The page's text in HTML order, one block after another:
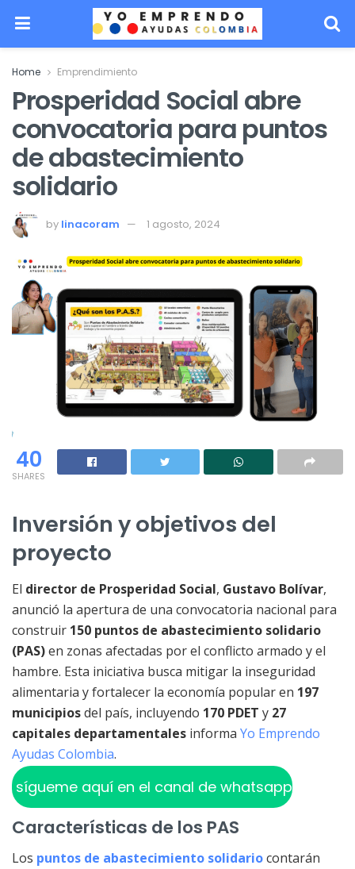
Home Emprendimiento
Prosperidad Social abre
convocatoria para puntos
de abastecimiento
solidario
by linacoram 1 agosto, 2024
40
SHARES
Inversión y objetivos del
proyecto
El director de Prosperidad Social, Gustavo Bolívar,
anunció la apertura de una convocatoria nacional para
construir 150 puntos de abastecimiento solidario
(PAS)en zonas afectadas por el conflicto armado y el
hambre. Esta iniciativa busca mitigar la inseguridad
alimentaria y fortalecer la economía popular en 197
municipiosdel país, incluyendo 170 PDET y 27
capitales departamentales informa Yo Emprendo
Ayudas Colombia.
sígueme aquí en el canal de whatsapp
Características de los PAS
Los puntos de abastecimiento solidariocontarán